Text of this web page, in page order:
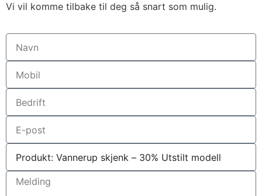
Vi vil komme tilbake til deg så snart som mulig.